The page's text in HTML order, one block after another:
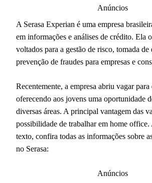
Anúncios
A Serasa Experian é uma empresa
em informações e análises de crédito. Ela
voltados para a gestão de risco, tomada de
prevenção de fraudes para empresas e
Recentemente, a empresa abriu vagar para
oferecendo aos jovens uma oportunidade
diversas áreas. A principal vantagem das
possibilidade de trabalhar em home
texto, confira todas as informações sobre
no Serasa:
Anúncios